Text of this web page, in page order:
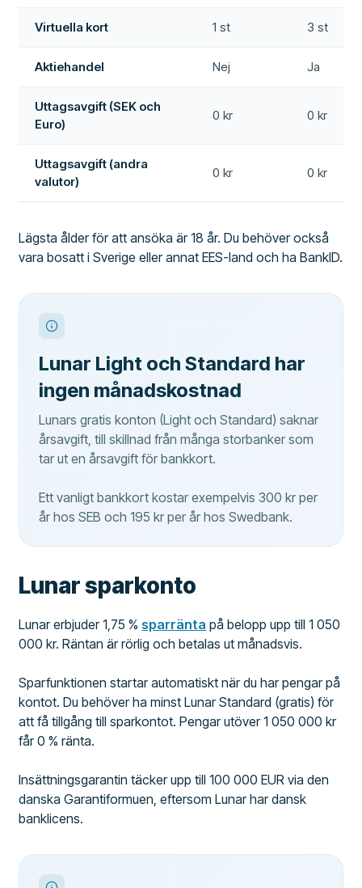
Virtuella kort 1 st 3 st
Aktiehandel Nej Ja
Uttagsavgift (SEK och
Euro)
0 kr 0 kr
Uttagsavgift (andra
valutor)
0 kr 0 kr
Lägsta ålder för att ansöka är 18 år. Du behöver också
vara bosatt i Sverige eller annat EES-land och ha BankID.
Lunar Light och Standard har
ingen månadskostnad
Lunars gratis konton (Light och Standard) saknar
årsavgift, till skillnad från många storbanker som
tar ut en årsavgift för bankkort.
Ett vanligt bankkort kostar exempelvis 300 kr per
år hos SEB och 195 kr per år hos Swedbank.
Lunar sparkonto
Lunar erbjuder 1,75 % sparränta på belopp upp till 1 050
000 kr. Räntan är rörlig och betalas ut månadsvis.
Sparfunktionen startar automatiskt när du har pengar på
kontot. Du behöver ha minst Lunar Standard (gratis) för
att få tillgång till sparkontot. Pengar utöver 1 050 000 kr
får 0 % ränta.
Insättningsgarantin täcker upp till 100 000 EUR via den
danska Garantiformuen, eftersom Lunar har dansk
banklicens.